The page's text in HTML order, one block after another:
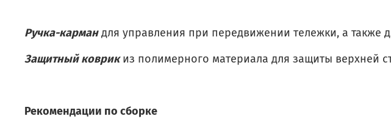
Ручка-кармандля управления при передвижении тележки, а также
Защитный коврикиз полимерного материала для защиты верхней
Рекомендации по сборке